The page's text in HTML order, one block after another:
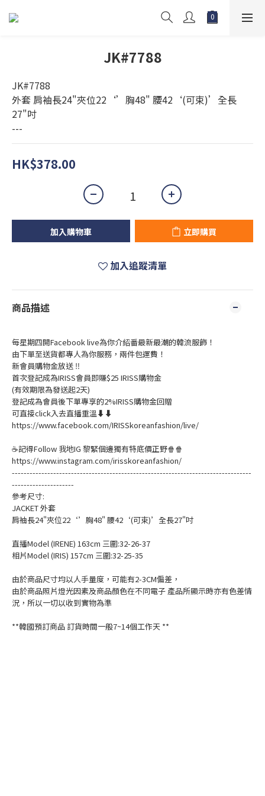
JK#7788
JK#7788
外套 肩袖長24"夾位22‘’胸48" 腰42‘(可束)’全長
27"吋
---
HK$378.00
加入購物車 立即購買
加入追蹤清單
商品描述
每星期四開Facebook live為你介紹番最新最潮的韓流服飾！
由下單至送貨都專人為你服務，兩件包運費！
新會員購物金放送 ‼️
首次登記成為IRISS會員即賺$25 IRISS購物金
(有效期限為發送起2天)
登記成為會員後下單專享的2%IRISS購物金回贈
可直接click入去直播重溫⬇⬇
https://www.facebook.com/IRISSkoreanfashion/live/
☕記得Follow 我地IG 黎緊個邊獨有特底價正野🍿🍿
https://www.instagram.com/irisskoreanfashion/
---------------------------------------------------------------------------------
---------------------
參考尺寸:
JACKET 外套
肩袖長24"夾位22‘’胸48" 腰42‘(可束)’全長27"吋
直播Model (IRENE) 163cm 三圍:32-26-37
相片Model (IRIS) 157cm 三圍:32-25-35
由於商品尺寸均以人手量度，可能有2-3CM偏差，
由於商品照片燈光因素及商品顏色在不同電子 產品所顯示時亦有色差情
況，所以一切以收到實物為準
**韓國預訂商品 訂貨時間一般7~14個工作天 **